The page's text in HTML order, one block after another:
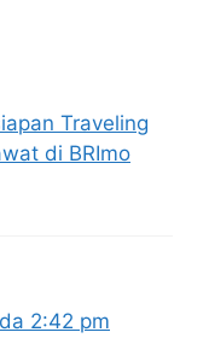
Traveling
di BRImo
2:42 pm